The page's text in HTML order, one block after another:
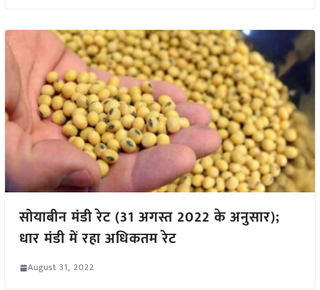
सोयाबीन मंडी रेट (31 अगस्त 2022 के अनुसार);
धार मंडी में रहा अधिकतम रेट
August 31, 2022